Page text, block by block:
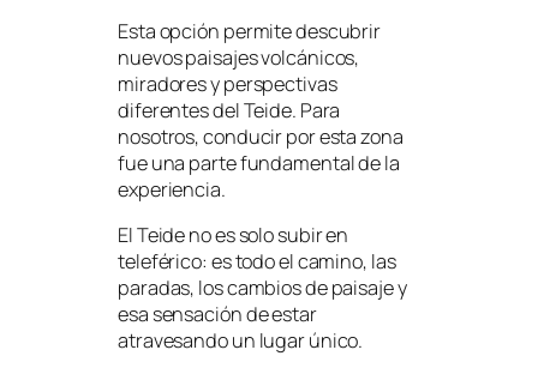
Esta opción permite descubrir
nuevos paisajes volcánicos,
miradores y perspectivas
diferentes del Teide. Para
nosotros, conducir por esta zona
fue una parte fundamental de la
experiencia.
El Teide no es solo subir en
teleférico: es todo el camino, las
paradas, los cambios de paisaje y
esa sensación de estar
atravesando un lugar único.